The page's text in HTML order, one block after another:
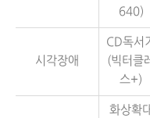
640)
시각장애
CD독서기
(빅터클레
스+)
화상확